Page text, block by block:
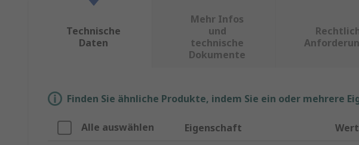
Technische
Daten
Mehr Infos
und
technische
Dokumente
Finden Sie ähnliche Produkte, indem Sie ein oder mehrere
Alle auswählen Eigenschaft Wert